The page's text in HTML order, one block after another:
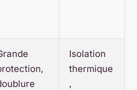
Isolation
thermique
,